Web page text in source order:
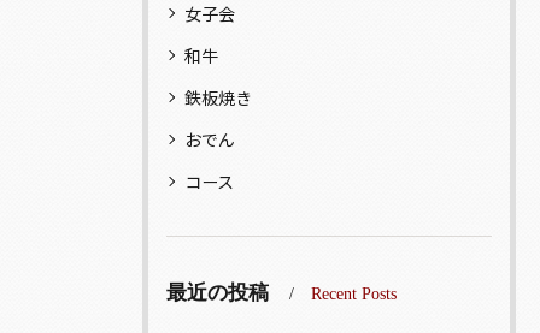
女子会
和牛
鉄板焼き
おでん
コース
最近の投稿 Recent Posts